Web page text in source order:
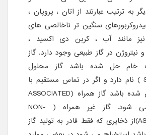
به ترتیب عبارتند از اتان ، پروپان ،
سنگین تر ناخالصی های
نیز مانند آب ، کربن دی اکسید ،
نیتروژن در گاز طبیعی وجود دارد. گاز
خام حل شده باشد گاز محلول
(SOLUTION GAS ) نام دارد و اگر در تماس مستقیم با
نفت از گاز اشباع شده باشد گاز همراه (ASSOCIATED
GAS) نامیده می شود. گاز غیر همراه ( NON-
ASSOCIATED GAS)از ذخایری که فقط قادر به تولید گاز